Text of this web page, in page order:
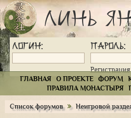
Линь
Логин: Пароль:
Регистрация
ГЛАВНАЯ
О ПРОЕКТЕ ФОРУМ
ПРАВИЛА МОНАСТЫРЯ
Список форумов Неигровой